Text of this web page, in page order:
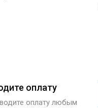
оплату
оплату любым